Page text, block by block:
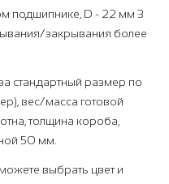
подшипнике, D - 22 мм 3
закрывания более
стандартный размер по
вес/масса готовой
толщина короба,
50 мм.
выбрать цвет и